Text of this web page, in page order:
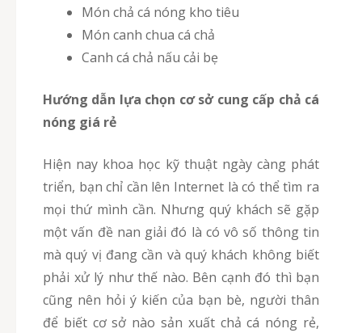
Món chả cá nóng kho tiêu
Món canh chua cá chả
Canh cá chả nấu cải bẹ
Hướng dẫn lựa chọn cơ sở cung cấp chả cá
nóng giá rẻ
Hiện nay khoa học kỹ thuật ngày càng phát
triển, bạn chỉ cần lên Internet là có thể tìm ra
mọi thứ mình cần. Nhưng quý khách sẽ gặp
một vấn đề nan giải đó là có vô số thông tin
mà quý vị đang cần và quý khách không biết
phải xử lý như thế nào. Bên cạnh đó thì bạn
cũng nên hỏi ý kiến của bạn bè, người thân
để biết cơ sở nào sản xuất chả cá nóng rẻ,